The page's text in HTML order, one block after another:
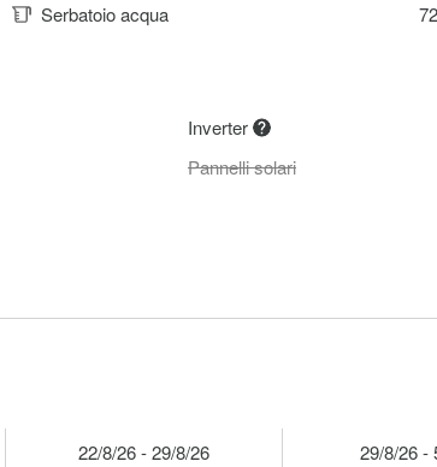
Serbatoio acqua
Inverter
Pannelli solari
22/8/26 - 29/8/26
29/8/26 -